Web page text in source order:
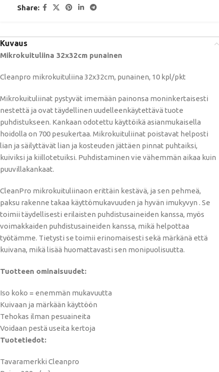
Share:
Kuvaus
Mikrokuituliina 32x32cm punainen
Cleanpro mikrokuituliina 32x32cm, punainen, 10 kpl/pkt
Mikrokuituliinat pystyvät imemään painonsa moninkertaisesti
nestettä ja ovat täydellinen uudelleenkäytettävä tuote
puhdistukseen. Kankaan odotettu käyttöikä asianmukaisella
hoidolla on 700 pesukertaa. Mikrokuituliinat poistavat helposti
lian ja säilyttävät lian ja kosteuden jättäen pinnat puhtaiksi,
kuiviksi ja kiillotetuiksi. Puhdistaminen vie vähemmän aikaa kuin
puuvillakankaat.
CleanPro mikrokuituliinaon erittäin kestävä, ja sen pehmeä,
paksu rakenne takaa käyttömukavuuden ja hyvän imukyvyn . Se
toimii täydellisesti erilaisten puhdistusaineiden kanssa, myös
voimakkaiden puhdistusaineiden kanssa, mikä helpottaa
työtämme. Tietysti se toimii erinomaisesti sekä märkänä että
kuivana, mikä lisää huomattavasti sen monipuolisuutta.
Tuotteen ominaisuudet:
Iso koko = enemmän mukavuutta
Kuivaan ja märkään käyttöön
Tehokas ilman pesuaineita
Voidaan pestä useita kertoja
Tuotetiedot:
Tavaramerkki Cleanpro